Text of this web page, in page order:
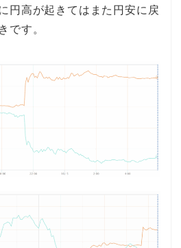
円高が起きてはまた円安に戻
です。